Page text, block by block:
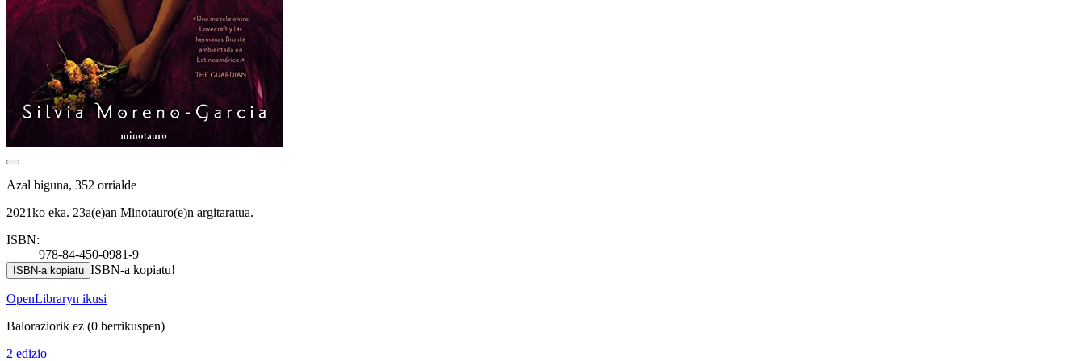
Azal biguna, 352 orrialde
2021ko eka. 23a(e)an Minotauro(e)n argitaratua.
ISBN:
978-84-450-0981-9
ISBN-a kopiatu ISBN-a kopiatu!
OpenLibraryn ikusi
Baloraziorik ez (0 berrikuspen)
2 edizio